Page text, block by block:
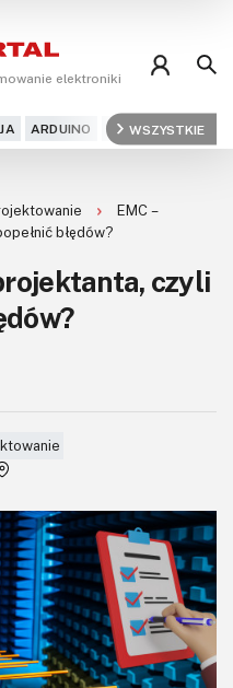
elektroniki
ARDUINO ARM AUDIO
WSZYSTKIE
EMC –
błędów?
czyli